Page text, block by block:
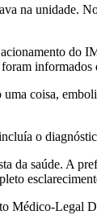
na unidade.
coisa,
o
da saúde. A
Legal